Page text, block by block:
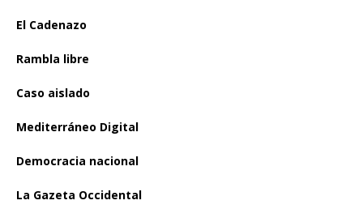
El Cadenazo
Rambla libre
Caso aislado
Mediterráneo Digital
Democracia nacional
La Gazeta Occidental